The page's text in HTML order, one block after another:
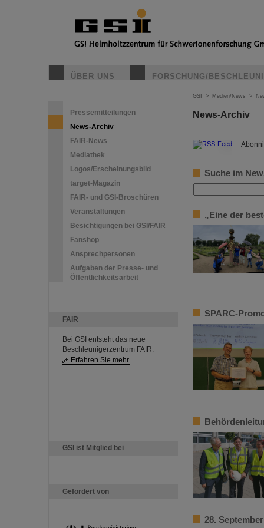
ÜBER UNS FORSCHUNG/
Pressemitteilungen
News-Archiv
FAIR-News
Mediathek
Logos/Erscheinungsbild
target-Magazin
FAIR- und GSI-Broschüren
Veranstaltungen
Besichtigungen bei GSI/FAIR
Fanshop
Ansprechpersonen
Aufgaben der Presse- und
Öffentlichkeitsarbeit
FAIR
Bei GSI entsteht das neue
Beschleunigerzentrum FAIR.
Erfahren Sie mehr.
GSI ist Mitglied bei
Gefördert von
GSI > Medien/News >
News-Archiv
©
Suche im
„Eine der
SPARC-
28.